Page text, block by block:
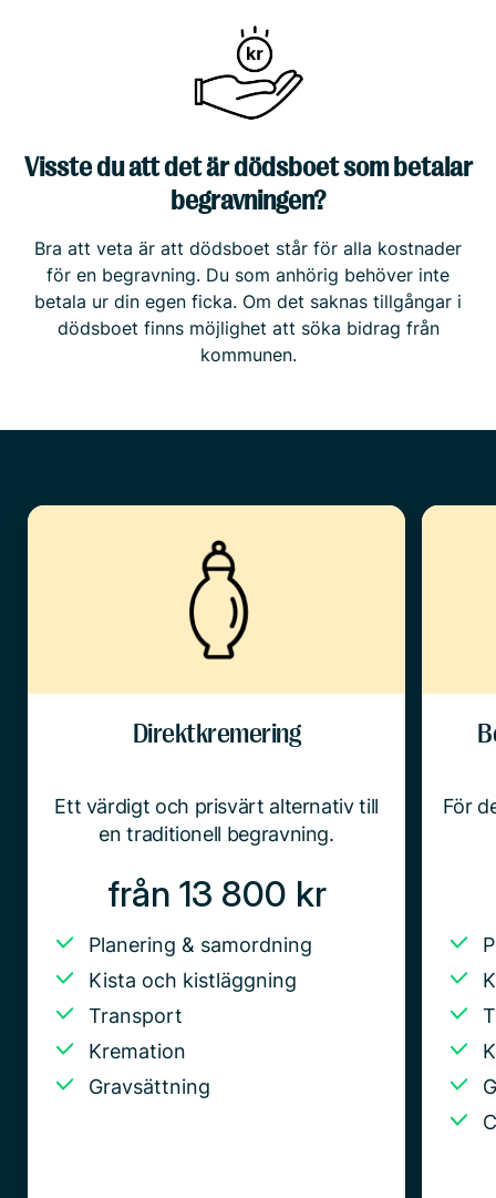
Visste du att det är dödsboet som betalar
begravningen?
Bra att veta är att dödsboet står för alla kostnader
för en begravning. Du som anhörig behöver inte
betala ur din egen ficka. Om det saknas tillgångar i
dödsboet finns möjlighet att söka bidrag från
kommunen.
Direktkremering
Ett värdigt och prisvärt alternativ till
en traditionell begravning.
från 13 800 kr
Planering & samordning
Kista och kistläggning
Transport
Kremation
Gravsättning
För